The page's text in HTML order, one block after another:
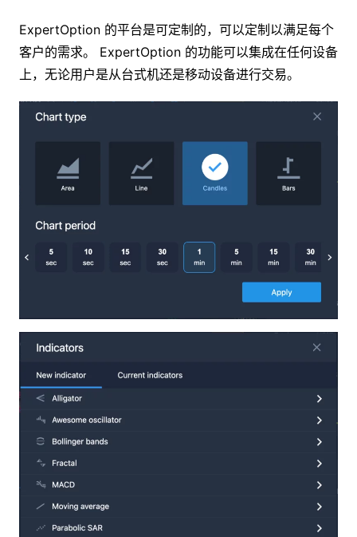
ExpertOption 的平台是可定制的，可以定制以满足每个
客户的需求。 ExpertOption 的功能可以集成在任何设备
上，无论用户是从台式机还是移动设备进行交易。